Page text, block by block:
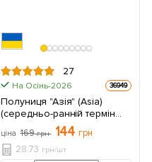
27
На Осінь-2026 36949
Полуниця "Азія" (Asia)
(середньо-ранній термін
дозрівання, великоплідний
сорт) 5 шт в упаковці
ціна 169грн 144 грн
28.73 грн/шт